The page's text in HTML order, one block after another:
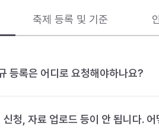
축제 등록 및 기준
등록은 어디로 요청해야하나요?
청, 자료 업로드 등이 안 됩니다.